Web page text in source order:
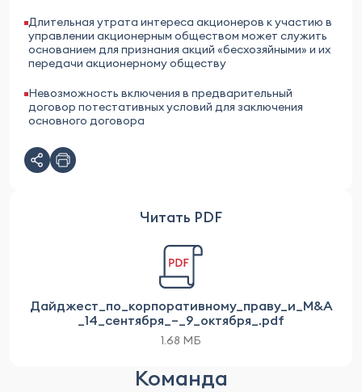
Длительная утрата интереса акционеров к участию в
управлении акционерным обществом может служить
основанием для признания акций «бесхозяйными» и их
передачи акционерному обществу
Невозможность включения в предварительный
договор потестативных условий для заключения
основного договора
Читать PDF
Дайджест_по_корпоративному_праву_и_M&A
_14_сентября_–_9_октября_.pdf
1.68 МБ
Команда